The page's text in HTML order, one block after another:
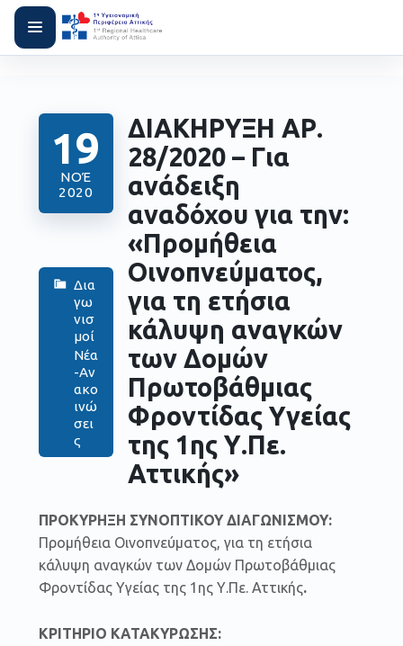
19
ΝΟΈ
2020
Δια
γω
νισ
μοί
Νέα
-Αν
ακο
ινώ
σει
ς
ΔΙΑΚΗΡΥΞΗ ΑΡ.
28/2020 – Για
ανάδειξη
αναδόχου για την:
«Προμήθεια
Οινοπνεύματος,
για τη ετήσια
κάλυψη αναγκών
των Δομών
Πρωτοβάθμιας
Φροντίδας Υγείας
της 1ης Υ.Πε.
Αττικής»
ΠΡΟΚΥΡΗΞΗ ΣΥΝΟΠΤΙΚΟΥ ΔΙΑΓΩΝΙΣΜΟΥ:
Προμήθεια Οινοπνεύματος, για τη ετήσια
κάλυψη αναγκών των Δομών Πρωτοβάθμιας
Φροντίδας Υγείας της 1ης Υ.Πε. Αττικής.
ΚΡΙΤΗΡΙΟ ΚΑΤΑΚΥΡΩΣΗΣ: